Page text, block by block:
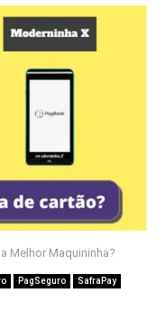
Melhor Maquininha?
PagSeguro
SafraPay